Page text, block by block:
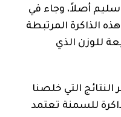
سليم أصلاً، وجاء في
الذاكرة المرتبطة
للوزن الذي
التي خلصنا
للسمنة تعتمد